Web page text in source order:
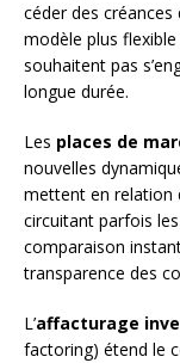
céder des
modèle plus
souhaitent pas
longue durée.
Les places de
nouvelles
mettent en relation
circuitant parfois
comparaison
transparence des
L’affacturage
factoring) étend le